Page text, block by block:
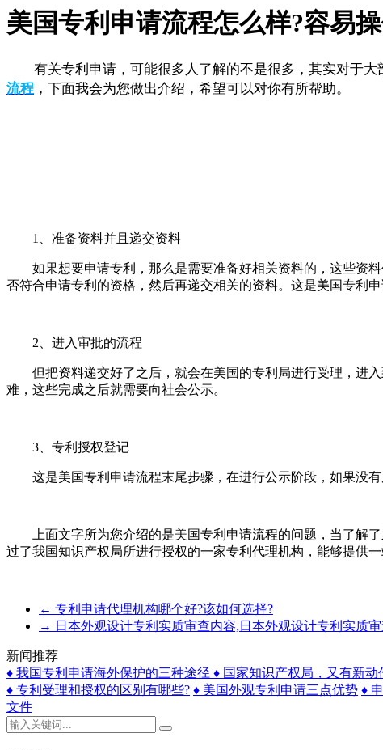
美国专利申请流程怎么样?容易
有关专利申请，可能很多人了解的不是很多，其实对于大
流程 ，下面我会为您做出介绍，希望可以对你有所帮助。
1、准备资料并且递交资料
如果想要申请专利，那么是需要准备好相关资料的，这些资料
否符合申请专利的资格，然后再递交相关的资料。这是美国专利
2、进入审批的流程
但把资料递交好了之后，就会在美国的专利局进行受理，进入
难，这些完成之后就需要向社会公示。
3、专利授权登记
这是美国专利申请流程末尾步骤，在进行公示阶段，如果没有
上面文字所为您介绍的是美国专利申请流程的问题，当了解了
过了我国知识产权局所进行授权的一家专利代理机构，能够提供
← 专利申请代理机构哪个好?该如何选择?
→ 日本外观设计专利实质审查内容,日本外观设计专利实质
新闻推荐
♦ 我国专利申请海外保护的三种途径 ♦ 国家知识产权局，又有新动
♦ 专利受理和授权的区别有哪些? ♦ 美国外观专利申请三点优势 ♦
文件